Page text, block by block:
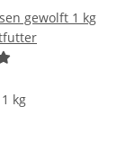
gewolft 1 kg
kg